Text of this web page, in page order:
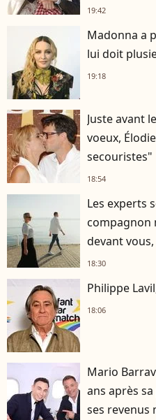
19:42
Madonna a
lui doit
19:18
Juste avant
voeux,
secouristes"
18:54
Les experts
compagnon
devant
18:30
Philippe
18:06
Mario
ans après
ses revenus